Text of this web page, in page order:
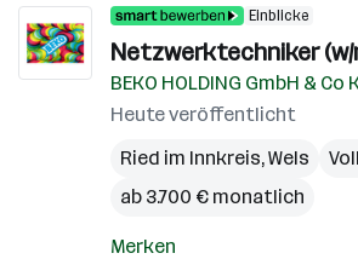
Einblicke
Netzwerktechniker (w/
BEKO HOLDING GmbH & Co
Heute veröffentlicht
Ried im Innkreis,Wels
ab 3.700 € monatlich
Merken